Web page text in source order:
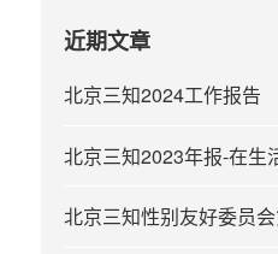
近期文章
北京三知2024工作报告
北京三知2023年报-在生
北京三知性别友好委员